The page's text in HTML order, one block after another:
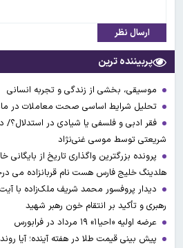
ارسال نظر
پربیننده ترین
موسیقی، بخشی از زندگی و تجربه انسانی
تحلیل شرایط اساسی صحت معاملات در ماده ۱۹۰ قانون
فقر ادبی و فلسفی یا شیادی در استدلال؟/
شریعتی توسط موسی غنی‌نژاد
پرونده بزرگترین واگذاری تاریخ از
هلدینگ خلیج فارس هست نام قربانزاده می
دیدار پروفسور محمد شریف ملک‌زاده با
رهبری و تأکید بر انتقام خون رهبر شهید
عرضه اولیه «احیا۱» ۱۹ مرداد در فرابورس
پیش بینی قیمت طلا در هفته آینده؛ آیا